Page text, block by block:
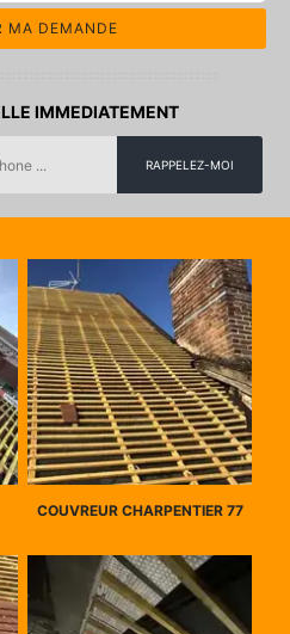
IMMEDIATEMENT
COUVREUR CHARPENTIER 77